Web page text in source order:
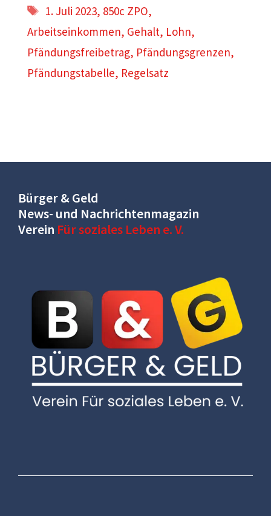
Schlagwörter
1. Juli 2023, 850c ZPO,
Arbeitseinkommen, Gehalt, Lohn,
Pfändungsfreibetrag, Pfändungsgrenzen,
Pfändungstabelle, Regelsatz
Bürger & Geld
News- und Nachrichtenmagazin
Verein Für soziales Leben e. V.